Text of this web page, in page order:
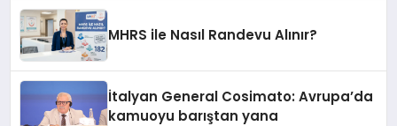
MHRS ile Nasıl Randevu Alınır?
İtalyan General Cosimato: Avrupa’da
kamuoyu barıştan yana